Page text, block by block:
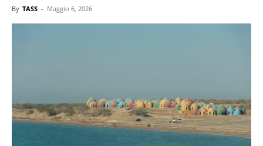
By TASS - Maggio 6, 2026